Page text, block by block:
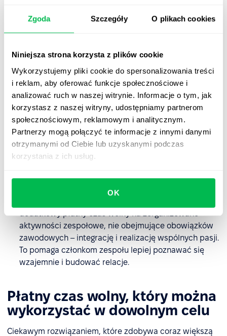
Zgoda Szczegóły O plikach cookies
Niniejsza strona korzysta z plików cookie
Wykorzystujemy pliki cookie do spersonalizowania treści
i reklam, aby oferować funkcje społecznościowe i
analizować ruch w naszej witrynie. Informacje o tym, jak
korzystasz z naszej witryny, udostępniamy partnerom
społecznościowym, reklamowym i analitycznym.
Partnerzy mogą połączyć te informacje z innymi danymi
otrzymanymi od Ciebie lub uzyskanymi podczas
korzystania z ich usług.
OK
Pozytywne doświadczenia pracownika–
przyznawanie pracownikom płatnego czasu wolnego
kolei zwiększa ich zaufanie i lojalność wobec
pracodawcy.
Pozytywne doświadczenia kandydatów–
pracodawca, który szanuje swoich pracowników i ich
prawo do odpoczynku przyciągnie do siebie więcej
talentów w procesie rekrutacji.
Równowaga work-life balance– przemyślana
polityka czasu wolnego pozwala pracownikowi
zawodowym, a prywatnym.
aktywności zespołowe, nie obejmujące obowiązków
zawodowych – integrację i realizację wspólnych pasji.
To pomaga członkom zespołu lepiej poznawać się
wzajemnie i budować relacje.
Płatny czas wolny, który można
wykorzystać w dowolnym celu
Ciekawym rozwiązaniem, które zdobywa coraz większą